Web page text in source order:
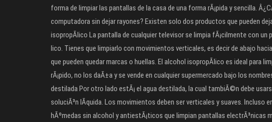
forma de limpiar las pantallas de la casa de una forma rÃ¡pida y sencilla.
computadora sin dejar rayones? Existen solo dos productos que pueden
isopropÃ­lico La pantalla de cualquier televisor se limpia fÃ¡cilmente con
lico. Tienes que limpiarlo con movimientos verticales, es decir de abajo
que pueden quedar marcas o huellas. El alcohol isopropÃ­lico es ideal para
rÃ¡pido, no los daÃ±a y se vende en cualquier supermercado bajo los
destilada Por otro lado estÃ¡ el agua destilada, la cual tambiÃ©n debe
soluciÃ³n lÃ­quida. Los movimientos deben ser verticales y suaves. Incluso
hÃºmedas sin alcohol y antiestÃ¡ticos que limpian pantallas electrÃ³nicas